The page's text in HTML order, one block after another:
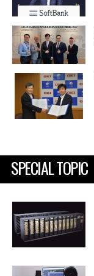
SPECIAL TOPIC